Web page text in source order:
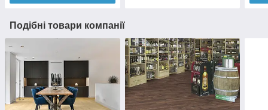
Подібні товари компанії